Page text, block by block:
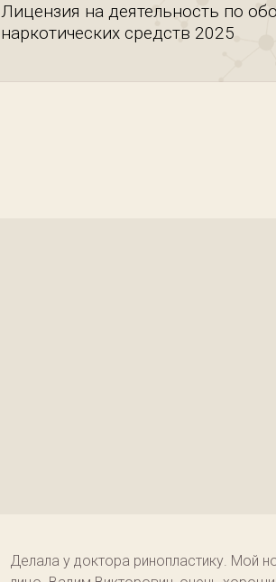
Лицензия на деятельность по
наркотических средств 2025
Делала у доктора ринопластику. Мой